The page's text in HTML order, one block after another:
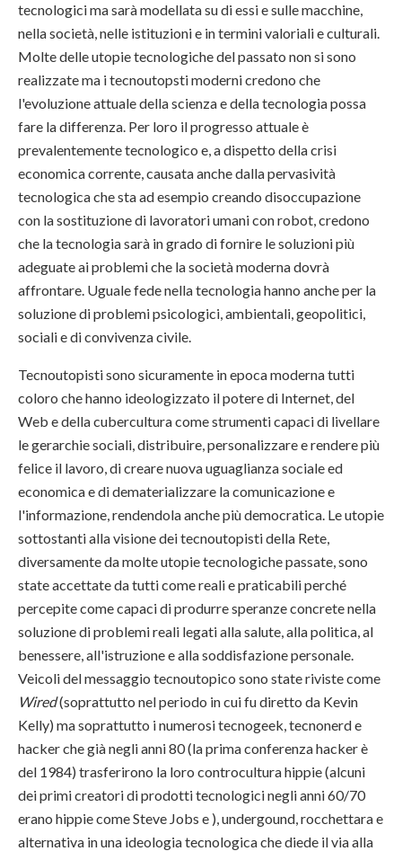
tecnologici ma sarà modellata su di essi e sulle macchine,
nella società, nelle istituzioni e in termini valoriali e culturali.
Molte delle utopie tecnologiche del passato non si sono
realizzate ma i tecnoutopsti moderni credono che
l'evoluzione attuale della scienza e della tecnologia possa
fare la differenza. Per loro il progresso attuale è
prevalentemente tecnologico e, a dispetto della crisi
economica corrente, causata anche dalla pervasività
tecnologica che sta ad esempio creando disoccupazione
con la sostituzione di lavoratori umani con robot, credono
che la tecnologia sarà in grado di fornire le soluzioni più
adeguate ai problemi che la società moderna dovrà
affrontare. Uguale fede nella tecnologia hanno anche per la
soluzione di problemi psicologici, ambientali, geopolitici,
sociali e di convivenza civile.
Tecnoutopisti sono sicuramente in epoca moderna tutti
coloro che hanno ideologizzato il potere di Internet, del
Web e della cubercultura come strumenti capaci di livellare
le gerarchie sociali, distribuire, personalizzare e rendere più
felice il lavoro, di creare nuova uguaglianza sociale ed
economica e di dematerializzare la comunicazione e
l'informazione, rendendola anche più democratica. Le utopie
sottostanti alla visione dei tecnoutopisti della Rete,
diversamente da molte utopie tecnologiche passate, sono
state accettate da tutti come reali e praticabili perché
percepite come capaci di produrre speranze concrete nella
soluzione di problemi reali legati alla salute, alla politica, al
benessere, all'istruzione e alla soddisfazione personale.
Veicoli del messaggio tecnoutopico sono state riviste come
Wired(soprattutto nel periodo in cui fu diretto da Kevin
Kelly) ma soprattutto i numerosi tecnogeek, tecnonerd e
hacker che già negli anni 80 (la prima conferenza hacker è
del 1984) trasferirono la loro controcultura hippie (alcuni
dei primi creatori di prodotti tecnologici negli anni 60/70
erano hippie come Steve Jobs e ), undergound, rocchettara e
alternativa in una ideologia tecnologica che diede il via alla